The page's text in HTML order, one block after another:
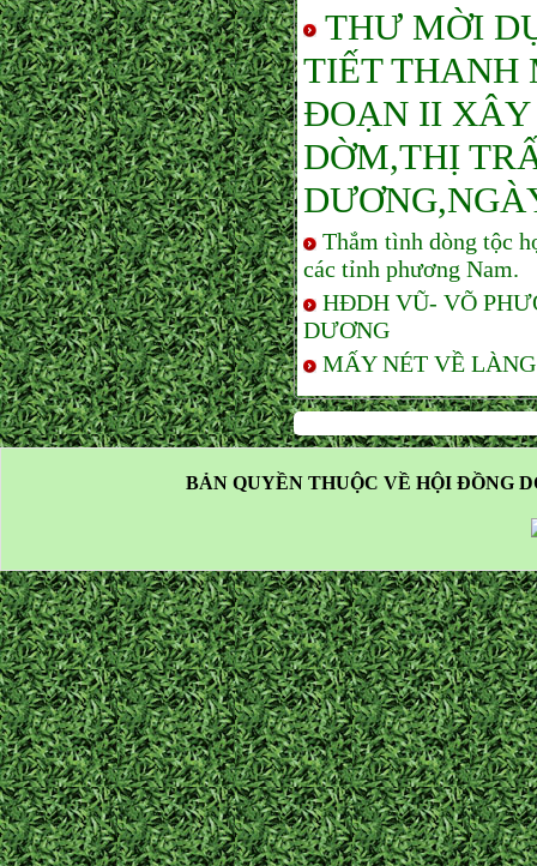
THƯ MỜI
TIẾT THANH
ĐOẠN II XÂY
DỜM,THỊ
Thắm tình dòng tộc
các tỉnh phương Nam.
HĐDH VŨ- VÕ
DƯƠNG
MẤY NÉT VỀ
BẢN QUYỀN THUỘC VỀ HỘI ĐỒNG